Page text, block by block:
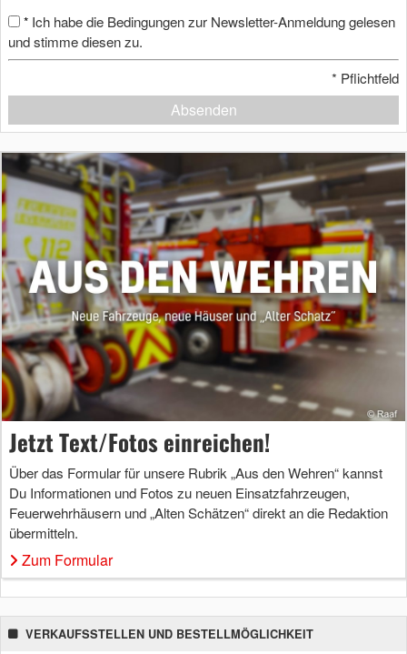
* Ich habe die Bedingungen zur Newsletter-Anmeldung gelesen
und stimme diesen zu.
* Pflichtfeld
Absenden
Jetzt Text/Fotos einreichen!
Über das Formular für unsere Rubrik „Aus den Wehren“ kannst
Du Informationen und Fotos zu neuen Einsatzfahrzeugen,
Feuerwehrhäusern und „Alten Schätzen“ direkt an die Redaktion
übermitteln.
Zum Formular
VERKAUFSSTELLEN UND BESTELLMÖGLICHKEIT